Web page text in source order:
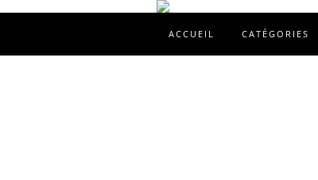
ACCUEIL CATÉGORIES